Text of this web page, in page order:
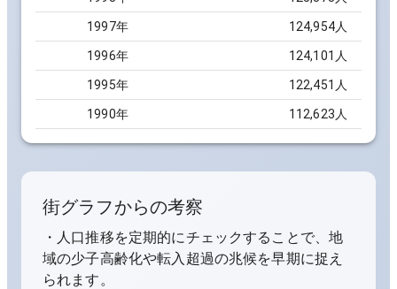
1997年 124,954人
1996年 124,101 人
1995年 122,451 人
1990年 112,623 人
街グラフからの考察
・人口推移を定期的にチェックすることで、地
域の少子高齢化や転入超過の兆候を早期に捉え
られます。